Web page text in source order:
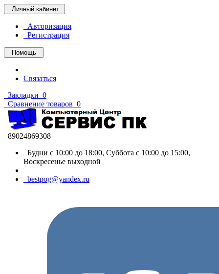
Личный кабинет
Авторизация
Регистрация
Помощь
Связаться
Закладки 0
Сравнение товаров 0
89024869308
Будни с 10:00 до 18:00, Суббота с 10:00 до 15:00,
Воскресенье выходной
bestpog@yandex.ru